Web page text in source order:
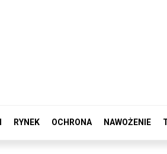
RYNEK OCHRONA NAWOŻENIE